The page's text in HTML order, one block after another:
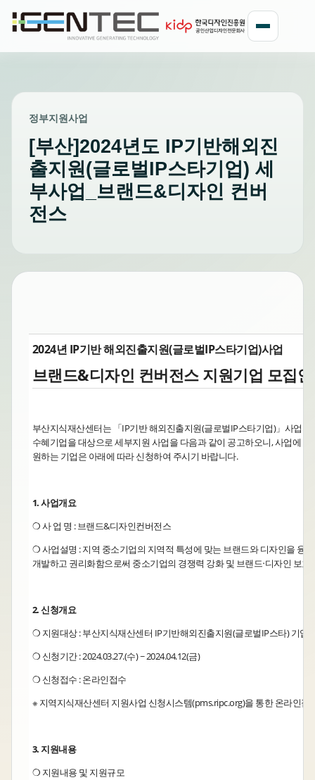
정부지원사업
[부산]2024년도 IP기반해외진
출지원(글로벌IP스타기업) 세
부사업_브랜드&디자인 컨버
전스
2024년 IP기반 해외진출지원(글로벌IP스타기업)사업
브랜드&디자인 컨버전스 지원기업 모집
부산지식재산센터는 「IP기반 해외진출지원(글로벌IP스타기업)」사업의
수혜기업을 대상으로 세부지원 사업을 다음과 같이 공고하오니, 사업에 참
원하는 기업은 아래에 따라 신청하여 주시기 바랍니다.
1. 사업개요
❍ 사 업 명 : 브랜드&디자인컨버전스
❍ 사업설명 : 지역 중소기업의 지역적 특성에 맞는 브랜드와 디자인을 융
개발하고 권리화함으로써 중소기업의 경쟁력 강화 및 브랜드‧디자인 보호
2. 신청개요
❍ 지원대상 : 부산지식재산센터 IP기반해외진출지원(글로벌IP스타) 기업
❍ 신청기간 : 2024.03.27.(수) ~ 2024.04.12(금)
❍ 신청접수 : 온라인접수
※ 지역지식재산센터 지원사업 신청시스템(pms.ripc.org)을 통한 온라인접
3. 지원내용
❍ 지원내용 및 지원규모